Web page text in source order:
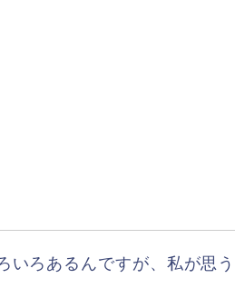
いろあるんですが、私が思